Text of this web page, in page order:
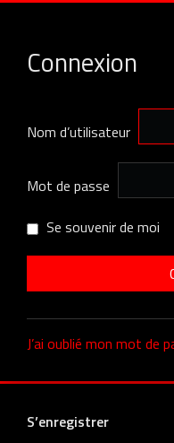
Connexion
Nom d’utilisateur
Mot de passe
Se souvenir de moi
J’ai oublié mon mot de
S’enregistrer